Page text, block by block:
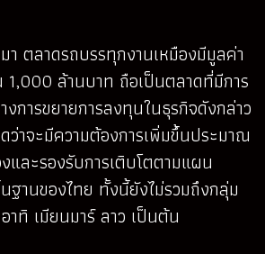
ตลาดรถบรรทุกงานเหมืองมีมูลค่า
ล้านบาท ถือเป็นตลาดที่มีการ
การขยายการลงทุนในธุรกิจดังกล่าว
าจะมีความต้องการเพิ่มขึ้นประมาณ
ละรองรับการเติบโตตามแผน
านของไทย ทั้งนี้ยังไม่รวมถึงกลุ่ม
าทิ เมียนมาร์ ลาว เป็นต้น